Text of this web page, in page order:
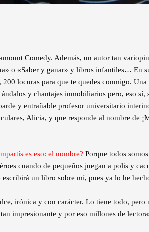
Comedy. Además, un autor tan
o «Saber y ganar» y libros infantiles… En
locuras para que te quedes conmigo. Una
y chantajes inmobiliarios pero, eso sí,
y entrañable profesor universitario
Alicia, y que responde al nombre de
es eso: el nombre? Porque todos
cuando de pequeños juegan a polis y
un libro sobre mí, pues ya lo he
irónica y con carácter. Lo tiene todo, pero
impresionante y por eso millones de